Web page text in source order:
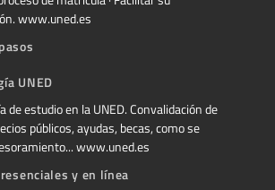
www.uned.es
UNED
de estudio en la UNED. Convalidación de
públicos, ayudas, becas, como se
www.uned.es
y en línea